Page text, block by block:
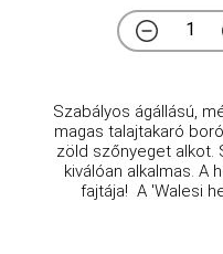
Szabályos ágállású,
magas talajtakaró
zöld szőnyeget alkot.
kiválóan alkalmas. A
fajtája! A 'Walesi